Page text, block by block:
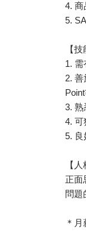
4. 商
5.
【
1.
2.
3. 熟
4. 可
5. 良
【
正面
問題
＊